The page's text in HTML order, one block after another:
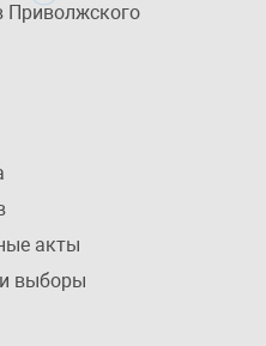
Приволжского
акты
выборы